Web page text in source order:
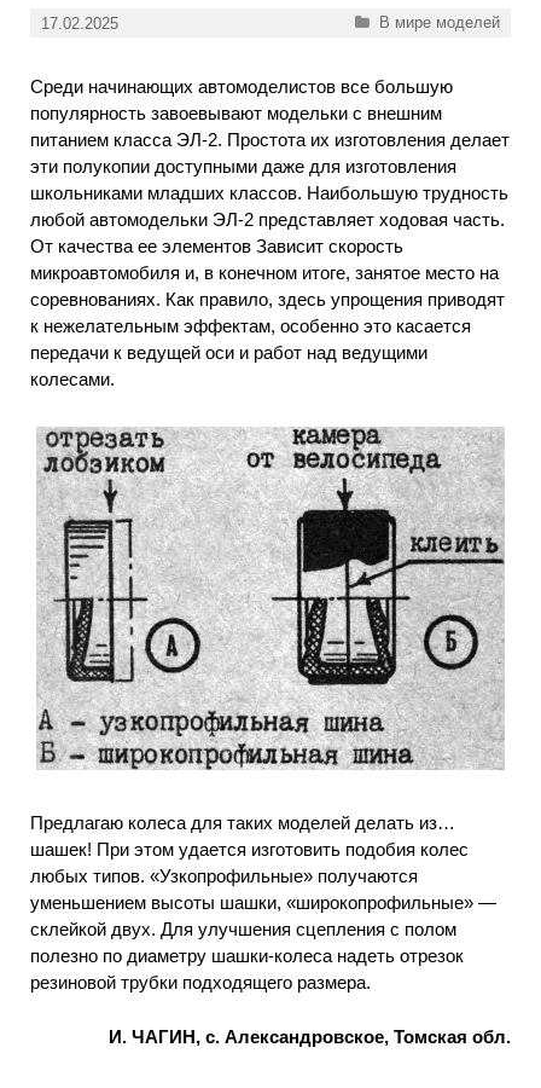
17.02.2025 Рубрики
В мире моделей
Среди начинающих автомоделистов все большую
популярность завоевывают модельки с внешним
питанием класса ЭЛ-2. Простота их изготовления делает
эти полукопии доступными даже для изготовления
школьниками младших классов. Наибольшую трудность
любой автомодельки ЭЛ-2 представляет ходовая часть.
От качества ее элементов Зависит скорость
микроавтомобиля и, в конечном итоге, занятое место на
соревнованиях. Как правило, здесь упрощения приводят
к нежелательным эффектам, особенно это касается
передачи к ведущей оси и работ над ведущими
колесами.
Предлагаю колеса для таких моделей делать из…
шашек! При этом удается изготовить подобия колес
любых типов. «Узкопрофильные» получаются
уменьшением высоты шашки, «широкопрофильные» —
склейкой двух. Для улучшения сцепления с полом
полезно по диаметру шашки-колеса надеть отрезок
резиновой трубки подходящего размера.
И. ЧАГИН, с. Александровское, Томская обл.